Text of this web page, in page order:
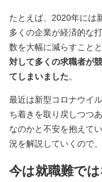
たとえば、2020年には
多くの企業が経済的な
数を大幅に減らすこと
対して多くの求職者が
てしまいました。
最近は新型コロナウイ
ち着きを取り戻しつつ
なのかと不安を抱えて
況を解説していくので
今は就職難で